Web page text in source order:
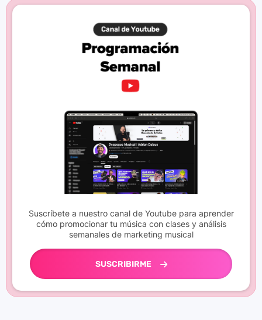
Suscríbete a nuestro canal de Youtube para aprender
cómo promocionar tu música con clases y análisis
semanales de marketing musical
SUSCRIBIRME